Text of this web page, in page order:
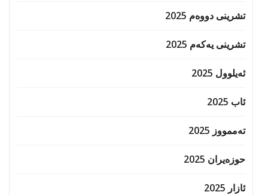
تشرینی دووەم 2025
تشرینی یەکەم 2025
ئەیلوول 2025
ئاب 2025
تەممووز 2025
حوزه‌یران 2025
ئازار 2025